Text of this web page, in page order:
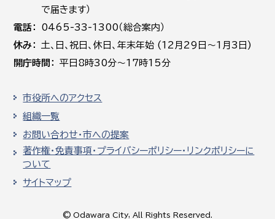
で届きます）
電話
0465-33-1300（総合案内）
休み
土､日､祝日、休日、年末年始 (12月29日～1月3日)
開庁時間
平日8時30分～17時15分
市役所へのアクセス
組織一覧
お問い合わせ・市への提案
著作権・免責事項・プライバシーポリシー・リンクポリシーに
ついて
サイトマップ
© Odawara City, All Rights Reserved.